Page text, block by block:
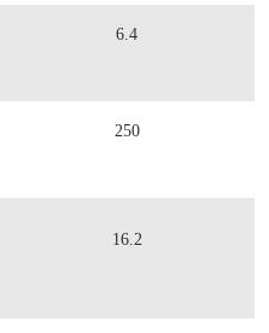
6.4
250
16.2